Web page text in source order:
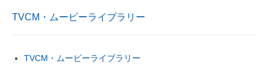
TVCM・ムービーライブラリー
TVCM・ムービーライブラリー